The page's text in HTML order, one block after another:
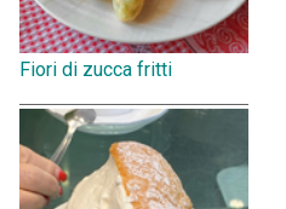
Fiori di zucca fritti